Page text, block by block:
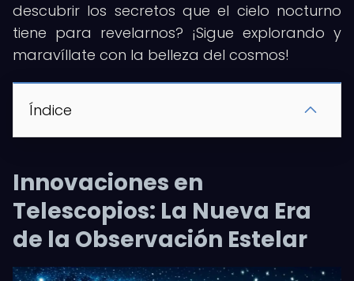
descubrir los secretos que el cielo nocturno
tiene para revelarnos? ¡Sigue explorando y
maravíllate con la belleza del cosmos!
Índice
Innovaciones en
Telescopios: La Nueva Era
de la Observación Estelar